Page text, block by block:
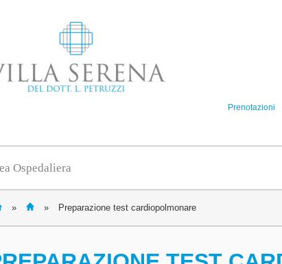
Prenotazioni
Ospedaliera
» » Preparazione test cardiopolmonare